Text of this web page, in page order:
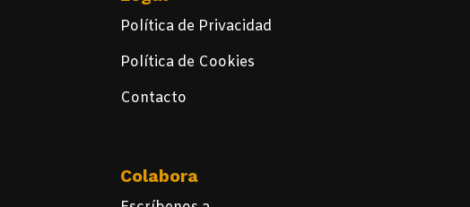
Política de Privacidad
Política de Cookies
Contacto
Colabora